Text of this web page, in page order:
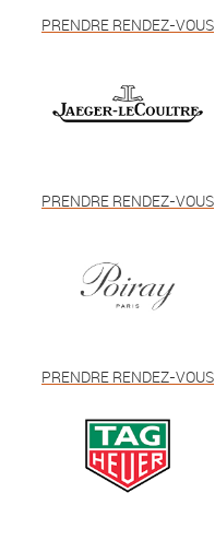
PRENDRE RENDEZ-VOUS
PRENDRE RENDEZ-VOUS
PRENDRE RENDEZ-VOUS